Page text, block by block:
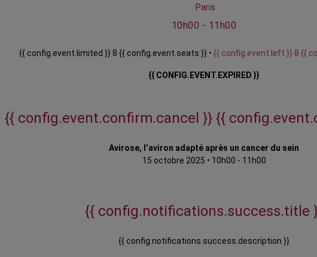
Paris
10h00 - 11h00
{{ config.event.limited }} 8 {{ config.event.seats }} • {{ config.event.left }} 8 {{
{{ CONFIG.EVENT.EXPIRED }}
{{ config.event.confirm.cancel }} {{
Avirose, l’aviron adapté après un cancer du sein
15 octobre 2025 • 10h00 - 11h00
{{ config.notifications.success.title
{{ config.notifications.success.description }}